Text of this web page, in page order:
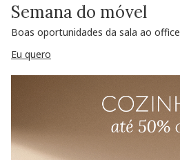
Semana do móvel
Boas oportunidades da sala ao office
Eu quero